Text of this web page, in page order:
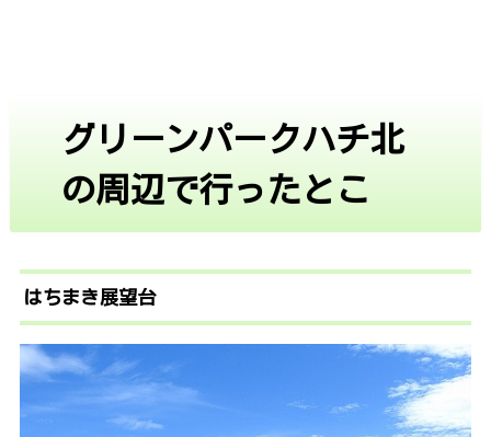
グリーンパークハチ北
の周辺で行ったとこ
はちまき展望台